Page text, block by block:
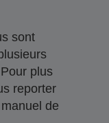
sont
plus
reporter
de